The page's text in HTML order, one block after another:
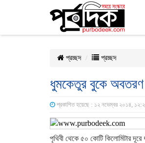
প্রচ্ছদ প্রচ্ছদ
ধুমকেতুর বুকে অবতরণ
প্রকাশিত হয়েছে : ১২ নভেম্বর ২০১৪,
পৃথিবী থেকে ৫০ কোটি কিলোমিটার